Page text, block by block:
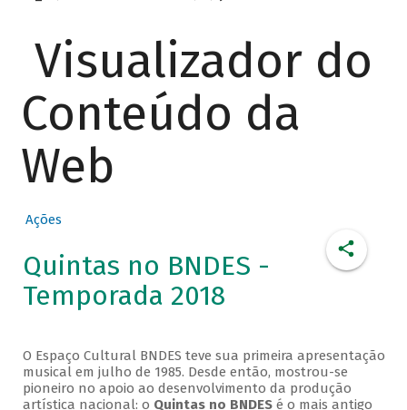
Visualizador do
Conteúdo da
Web
Ações
Quintas no BNDES -
Temporada 2018
O Espaço Cultural BNDES teve sua primeira apresentação
musical em julho de 1985. Desde então, mostrou-se
pioneiro no apoio ao desenvolvimento da produção
artística nacional: o Quintas no BNDESé o mais antigo